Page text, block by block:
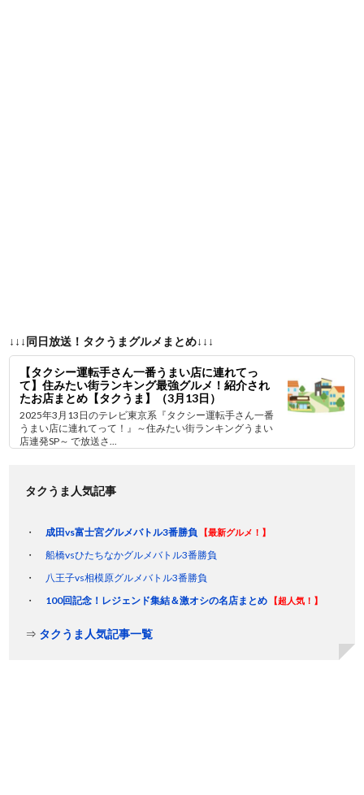
↓↓↓同日放送！タクうまグルメまとめ↓↓↓
【タクシー運転手さん一番うまい店に連れてっ
て】住みたい街ランキング最強グルメ！紹介され
たお店まとめ【タクうま】（3月13日）
2025年3月13日のテレビ東京系『タクシー運転手さん一番
うまい店に連れてって！』～住みたい街ランキングうまい
店連発SP～ で放送さ...
タクうま人気記事
成田vs富士宮グルメバトル3番勝負 【最新グルメ！】
船橋vsひたちなかグルメバトル3番勝負
八王子vs相模原グルメバトル3番勝負
100回記念！レジェンド集結＆激オシの名店まとめ
【超人気！】
⇒ タクうま人気記事一覧